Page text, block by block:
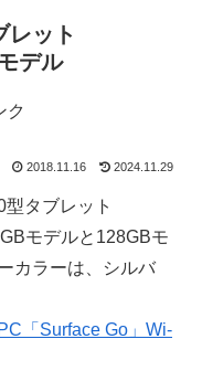
レット
デル
ク
2018.11.16 2024.11.29
タブレット
モデルと128GBモ
カラーは、シルバ
「Surface Go」Wi-